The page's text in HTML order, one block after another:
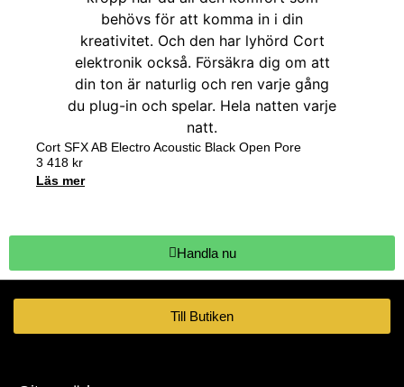
Cort SFX AB Electro Acoustic Black Open Pore
3 418 kr
Läs mer
Handla nu
Till Butiken